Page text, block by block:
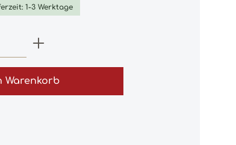
1-3 Werktage
Gib den gewünschten
Warenkorb